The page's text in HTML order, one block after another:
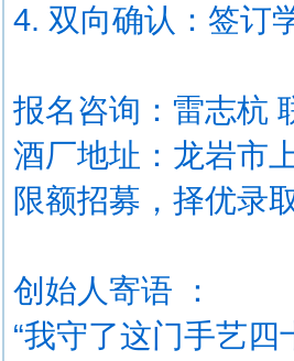
4. 双向确认：签订
报名咨询：雷志杭
酒厂地址：龙岩市
限额招募，择优录
创始人寄语 ：
“我守了这门手艺